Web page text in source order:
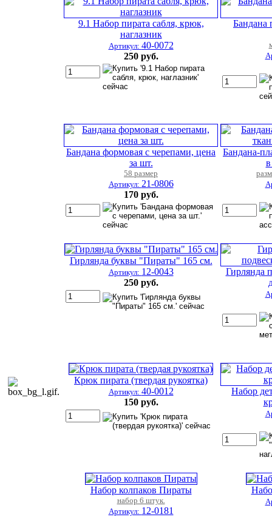
9.1 Набор пирата сабля, крюк,
наглазник
Артикул: 40-0072
250 руб.
Бандана
Бандана формовая с черепами, цена
за шт.
58 размер
Артикул: 21-0806
170 руб.
Бандана-
Гирлянда буквы "Пираты" 165 см.
Артикул: 12-0043
250 руб.
Гирлянда
Крюк пирата (твердая рукоятка)
Артикул: 40-0012
150 руб.
Набор
Набор колпаков Пираты
набор 6 штук.
Артикул: 12-0181